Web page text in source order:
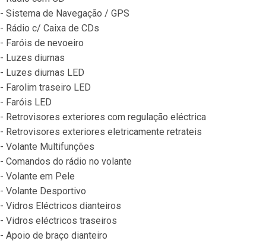
- Sistema de Navegação / GPS
- Rádio c/ Caixa de CDs
- Faróis de nevoeiro
- Luzes diurnas
- Luzes diurnas LED
- Farolim traseiro LED
- Faróis LED
- Retrovisores exteriores com regulação eléctrica
- Retrovisores exteriores eletricamente retrateis
- Volante Multifunções
- Comandos do rádio no volante
- Volante em Pele
- Volante Desportivo
- Vidros Eléctricos dianteiros
- Vidros eléctricos traseiros
- Apoio de braço dianteiro